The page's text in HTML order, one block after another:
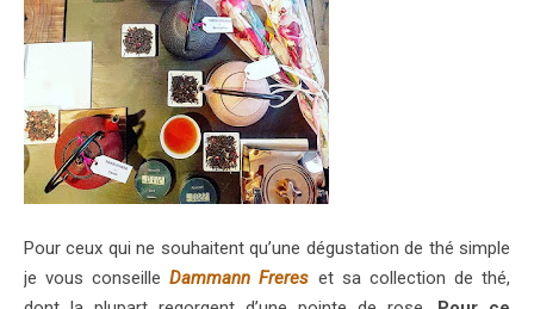
Pour ceux qui ne souhaitent qu’une dégustation de thé simple
je vous conseilleDammann Freres et sa collection de thé,